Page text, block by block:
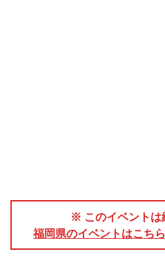
※ このイベントは
福岡県のイベントはこち